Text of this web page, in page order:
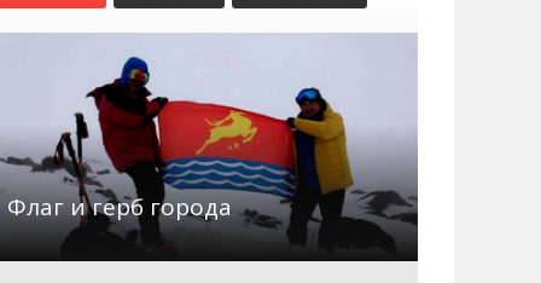
Маршруты. Улицы, остановки
Телефоны
Автобусы Магадан – Аэропорт
Таблица приливов отливов
Интернет
Жилье
Не мусорить
Браконьеры
Флаг и герб города